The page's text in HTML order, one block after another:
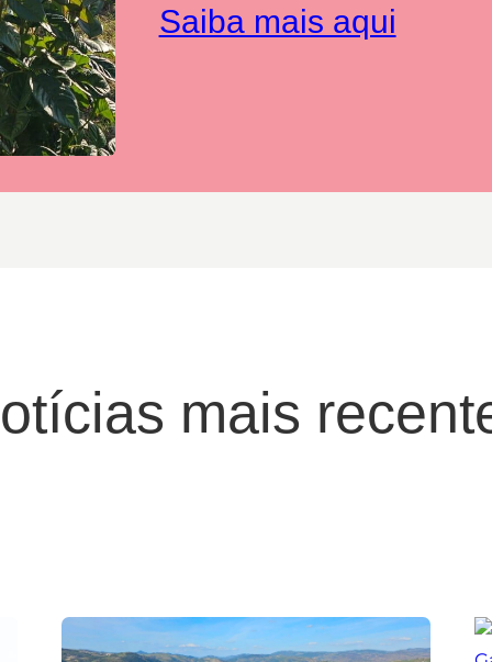
Saiba mais aqui
mais